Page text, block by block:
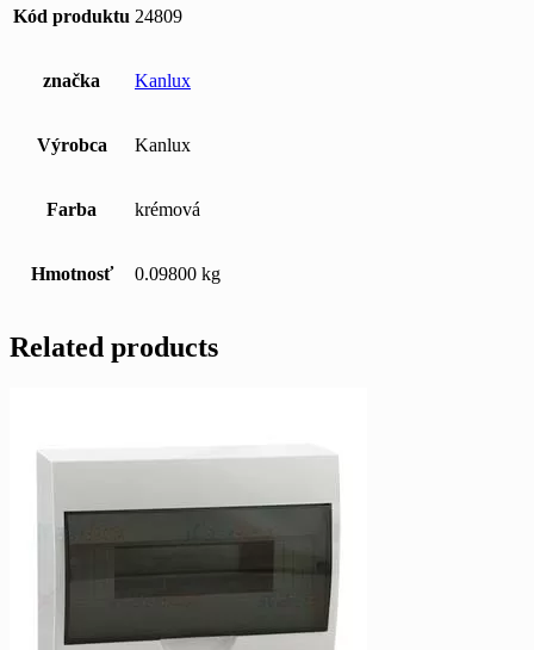
Kód produktu 24809
značka Kanlux
Výrobca Kanlux
Farba krémová
Hmotnosť 0.09800 kg
Related products